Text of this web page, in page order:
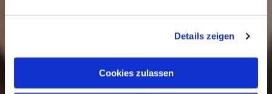
Details zeigen
Cookies zulassen